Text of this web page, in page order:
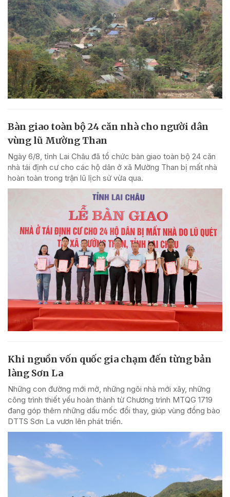
Bàn giao toàn bộ 24 căn nhà cho người dân
vùng lũ Mường Than
Ngày 6/8, tỉnh Lai Châu đã tổ chức bàn giao toàn bộ 24 căn
nhà tái định cư cho các hộ dân ở xã Mường Than bị mất nhà
hoàn toàn trong trận lũ lịch sử vừa qua.
Khi nguồn vốn quốc gia chạm đến từng bản
làng Sơn La
Những con đường mới mở, những ngôi nhà mới xây, những
công trình thiết yếu hoàn thành từ Chương trình MTQG 1719
đang góp thêm những dấu mốc đổi thay, giúp vùng đồng bào
DTTS Sơn La vươn lên phát triển.